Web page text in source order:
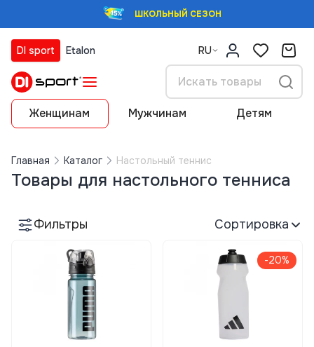
ШКОЛЬНЫЙ СЕЗОН
DI sport Etalon RU
Женщинам Мужчинам Детям
Главная Каталог Настольный теннис
Товары для настольного тенниса
Фильтры Сортировка
-20%